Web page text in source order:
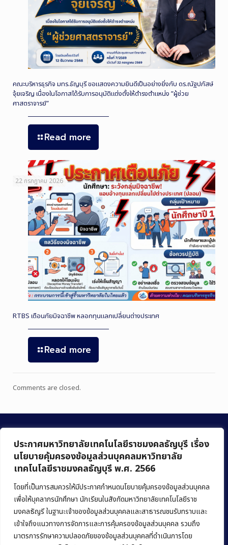
ประกาศมหาวิทยาลัยเทคโนโลยีราชมงคลธัญบุรี เรื่อง
นโยบายคุ้มครองข้อมูลส่วนบุคคลมหาวิทยาลัย
เทคโนโลยีราชมงคลธัญบุรี พ.ศ. 2566
โดยที่เป็นการสมควรให้มีประกาศกำหนดนโยบายคุ้มครองข้อมูลส่วนบุคคล
เพื่อให้บุคลากรนักศึกษา นักเรียนในสังกัดมหาวิทยาลัยเทคโนโลยีราช
มงคลธัญรี ในฐานะเจ้าของข้อมูลส่วนบุคคลและสาธารณชนรับทราบและ
เข้าใจถึงแนวทางการจัดการและการคุ้มครองข้อมูลส่วนบุคคล รวมถึง
มาตรการรักษาความปลอดภัยของข้อมูลส่วนบุคคลที่ดำเนินการโดย
คณะบริหารธุรกิจ มทร.ธัญบุรี ขอแสดงความยินดีเป็นอย่างยิ่งกับ ดร.ณัฐปภัสษ์
จุ้ยเจริญ เนื่องในโอกาสได้รับการอนุมัติแต่งตั้งให้ดำรงตำแหน่ง ”ผู้ช่วย
ศาสตราจารย์”
Read more
22 กรกฎาคม 2026
RTBS เตือนภัยมิจฉาชีพ หลอกทุนแลกเปลี่ยนต่างประเทศ
Read more
Comments are closed.
คณะบริหารธุรกิจ
มหาวิทยาลัยเทคโนโลยีราชมงคลธัญบุรี
39 หมู่ 1 ถนนรังสิต-นครนายก ตำบลคลองหก
อำเภอคลองหลวง จังหวัดปทุมธานี 12120
Phone:+66 (0) 2549 3243,+66 (0) 2549 3241